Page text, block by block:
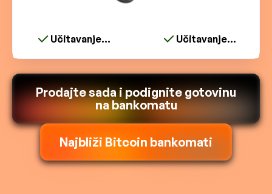
Učitavanje... Učitavanje...
Prodajte sada i podignite gotovinu
na bankomatu
Najbliži Bitcoin bankomati